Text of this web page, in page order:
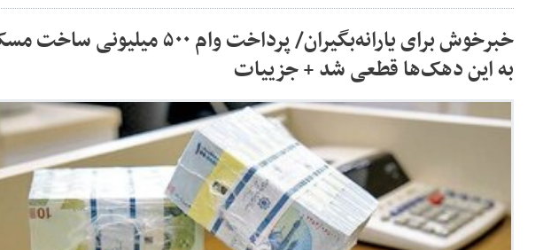
خبرخوش برای یارانه‌بگیران/ پرداخت وام ۵۰۰ میلیونی
به این دهک‌ها قطعی شد + جزییات